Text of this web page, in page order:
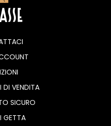
DI VENDITA
SICURO
GETTA